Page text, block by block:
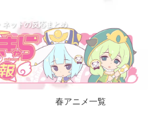
ネットの反応まとめ
春アニメ一覧